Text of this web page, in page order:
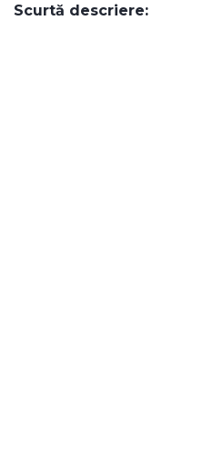
Scurtă descriere: